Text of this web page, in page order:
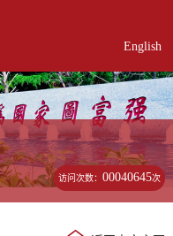
English
访问次数：00040645次